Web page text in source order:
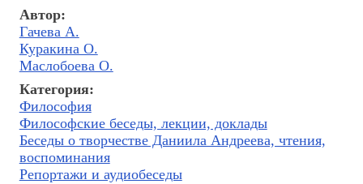
Автор:
Гачева А.
Куракина О.
Маслобоева О.
Категория:
Философия
Философские беседы, лекции, доклады
Беседы о творчестве Даниила Андреева, чтения,
воспоминания
Репортажи и аудиобеседы